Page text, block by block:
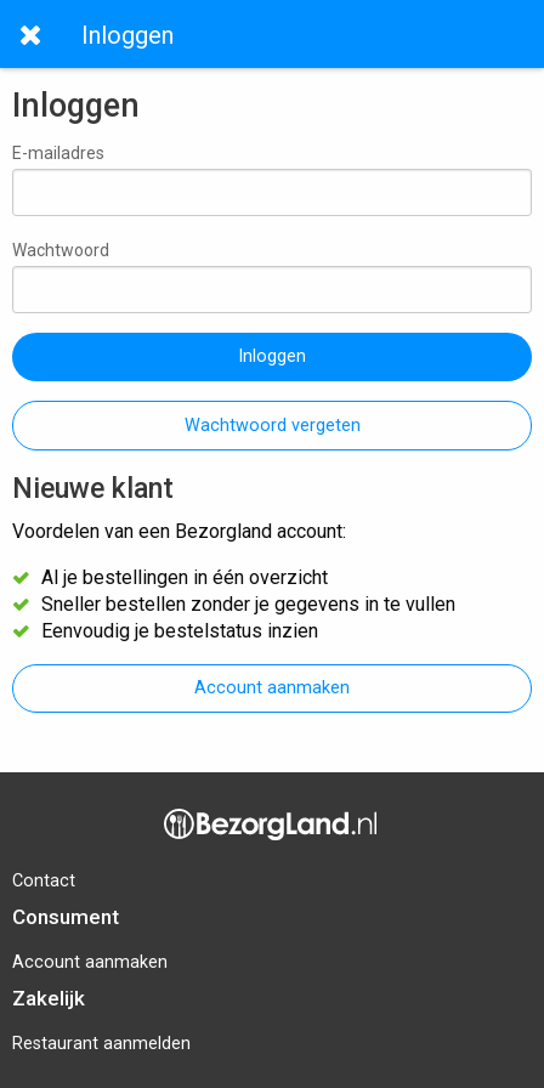
Inloggen
Inloggen
E-mailadres
Wachtwoord
Inloggen
Wachtwoord vergeten
Nieuwe klant
Voordelen van een Bezorgland account:
Al je bestellingen in één overzicht
Sneller bestellen zonder je gegevens in te vullen
Eenvoudig je bestelstatus inzien
Account aanmaken
Contact
Consument
Account aanmaken
Zakelijk
Restaurant aanmelden